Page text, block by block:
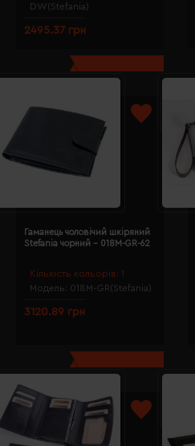
DW(Stefania)
2495.37 грн
Кількість кольорів: 1
Модель: 018M-GR(Stefania)
Гаманець чоловічий шкіряний
Stefania чорний - 018M-GR-62
3120.89 грн